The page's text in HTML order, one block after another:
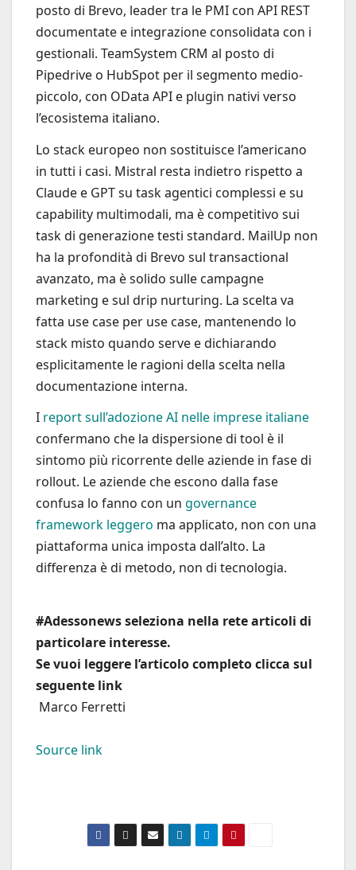
posto di Brevo, leader tra le PMI con API REST
documentate e integrazione consolidata con i
gestionali. TeamSystem CRM al posto di
Pipedrive o HubSpot per il segmento medio-
piccolo, con OData API e plugin nativi verso
l’ecosistema italiano.
Lo stack europeo non sostituisce l’americano
in tutti i casi. Mistral resta indietro rispetto a
Claude e GPT su task agentici complessi e su
capability multimodali, ma è competitivo sui
task di generazione testi standard. MailUp non
ha la profondità di Brevo sul transactional
avanzato, ma è solido sulle campagne
marketing e sul drip nurturing. La scelta va
fatta use case per use case, mantenendo lo
stack misto quando serve e dichiarando
esplicitamente le ragioni della scelta nella
documentazione interna.
I report sull’adozione AI nelle imprese italiane
confermano che la dispersione di tool è il
sintomo più ricorrente delle aziende in fase di
rollout. Le aziende che escono dalla fase
confusa lo fanno con un governance
framework leggero ma applicato, non con una
piattaforma unica imposta dall’alto. La
differenza è di metodo, non di tecnologia.
#Adessonews seleziona nella rete articoli di
particolare interesse.
Se vuoi leggere l’articolo completo clicca sul
seguente link
Marco Ferretti
Source link